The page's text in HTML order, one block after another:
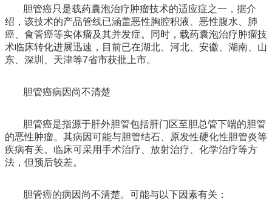
胆管癌只是载药囊泡治疗肿瘤技术的适应症之一，据介
绍，该技术的产品管线已涵盖恶性胸腔积液、恶性腹水、肺
癌、食管癌等实体瘤及其并发症。同时，载药囊泡治疗肿瘤技
术临床转化进展迅速，目前已在湖北、河北、安徽、湖南、山
东、深圳、天津等7省市获批上市。
胆管癌病因尚不清楚
胆管癌是指源于肝外胆管包括肝门区至胆总管下端的胆管
的恶性肿瘤。其病因可能与胆管结石、原发性硬化性胆管炎等
疾病有关。临床可采用手术治疗、放射治疗、化学治疗等方
法，但预后较差。
胆管癌的病因尚不清楚。可能与以下因素有关：